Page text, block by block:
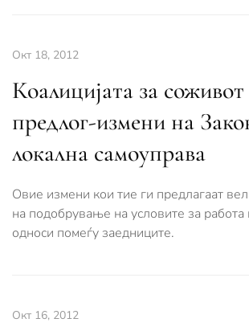
Окт 18, 2012
Коалицијата за
предлог-измени на
локална самоуправа
Овие измени кои тие ги предлагаат
на подобрување на условите за
односи помеѓу заедниците.
Окт 16, 2012